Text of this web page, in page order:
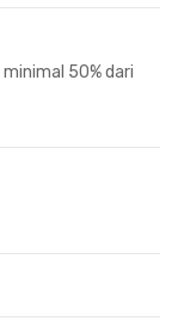
50% dari